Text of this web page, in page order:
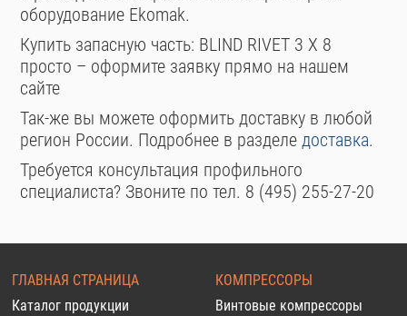
оборудование Ekomak.
Купить запасную часть: BLIND RIVET 3 X 8
просто – оформите заявку прямо на нашем
сайте
Так-же вы можете оформить доставку в любой
регион России. Подробнее в разделедоставка.
Требуется консультация профильного
специалиста? Звоните по тел. 8 (495) 255-27-20
ГЛАВНАЯ СТРАНИЦА
Каталог продукции
КОМПРЕССОРЫ
Винтовые компрессоры